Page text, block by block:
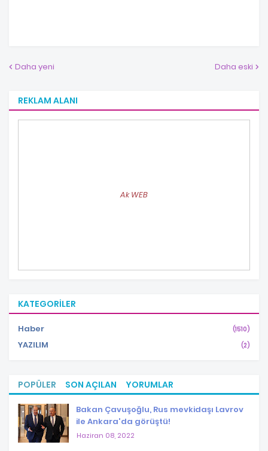
Daha yeni Daha eski
REKLAM ALANI
Ak WEB
KATEGORILER
Haber (1510)
YAZILIM (2)
POPÜLER SON AÇILAN YORUMLAR
Bakan Çavuşoğlu, Rus mevkidaşı Lavrov
ile Ankara'da görüştü!
Haziran 08, 2022